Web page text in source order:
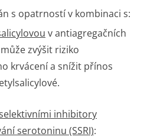
s opatrností v kombinaci s:
v antiagregačních
zvýšit riziko
krvácení a snížit přínos
inhibitory
serotoninu (SSRI):